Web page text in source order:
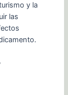
y la
las